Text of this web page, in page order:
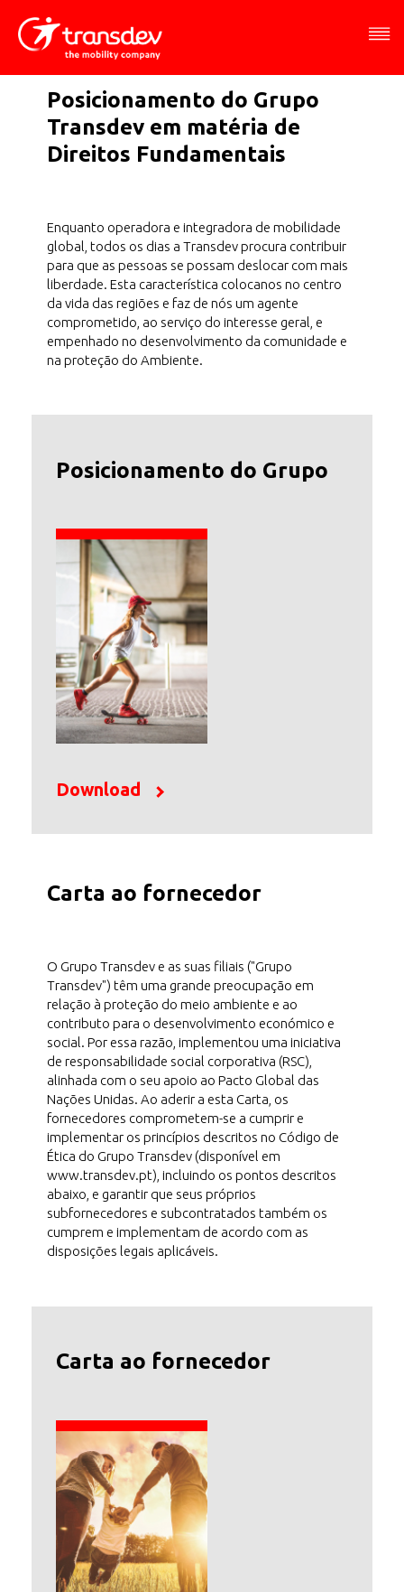
Navegação
CIC
Urbanos
Posicionamento do Grupo
Transdev em matéria de
Direitos Fundamentais
Enquanto operadora e integradora de mobilidade
global, todos os dias a Transdev procura contribuir
para que as pessoas se possam deslocar com mais
liberdade. Esta característica colocanos no centro
da vida das regiões e faz de nós um agente
comprometido, ao serviço do interesse geral, e
empenhado no desenvolvimento da comunidade e
na proteção do Ambiente.
Posicionamento do Grupo
Download
Carta ao fornecedor
O Grupo Transdev e as suas filiais ("Grupo
Transdev") têm uma grande preocupação em
relação à proteção do meio ambiente e ao
contributo para o desenvolvimento económico e
social. Por essa razão, implementou uma iniciativa
de responsabilidade social corporativa (RSC),
alinhada com o seu apoio ao Pacto Global das
Nações Unidas. Ao aderir a esta Carta, os
fornecedores comprometem-se a cumprir e
implementar os princípios descritos no Código de
Ética do Grupo Transdev (disponível em
www.transdev.pt), incluindo os pontos descritos
abaixo, e garantir que seus próprios
subfornecedores e subcontratados também os
cumprem e implementam de acordo com as
disposições legais aplicáveis.
Carta ao fornecedor